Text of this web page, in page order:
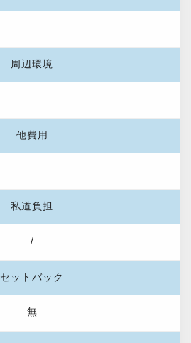
周辺環境
他費用
私道負担
─ / ─
セットバック
無